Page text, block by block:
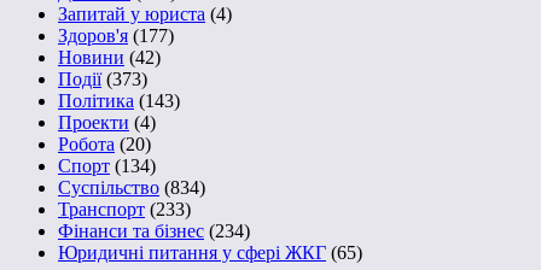
Запитай у юриста (4)
Здоров'я (177)
Новини (42)
Події(373)
Політика (143)
Проекти (4)
Робота (20)
Спорт (134)
Суспільство (834)
Транспорт (233)
Фінанси та бізнес (234)
Юридичні питання у сфері ЖКГ (65)